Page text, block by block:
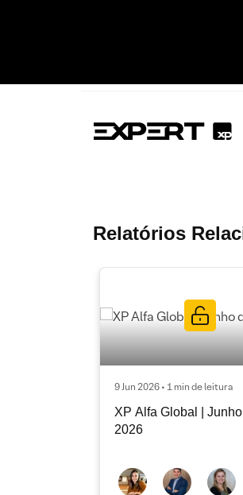
Relatórios
9 Jun 2026 • 1 min de leitura
XP Alfa Global |
2026